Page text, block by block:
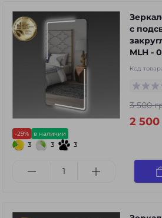
-29% в наличии
3 3 3
с
MLH -
Код
3 500
2 500